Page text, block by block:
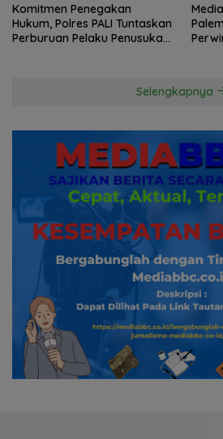
Komitmen Penegakan
Hukum, Polres PALI Tuntaskan
Perburuan Pelaku Penusukan
Selengkapnya